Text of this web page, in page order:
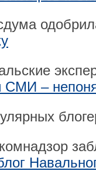
СМИ –